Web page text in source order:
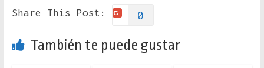
Share This Post: 0
También te puede gustar